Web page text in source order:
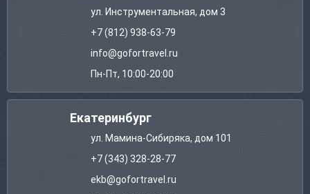
ул. Инструментальная, дом 3
+7 (812) 938-63-79
info@gofortravel.ru
Пн-Пт, 10:00-20:00
Екатеринбург
ул. Мамина-Сибиряка, дом 101
+7 (343) 328-28-77
ekb@gofortravel.ru